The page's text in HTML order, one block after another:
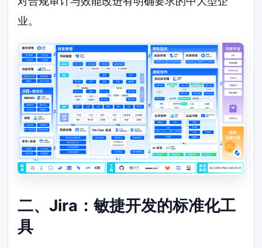
业。
二、Jira：敏捷开发的标准化工
具